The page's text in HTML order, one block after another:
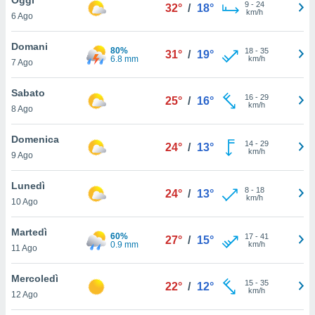
è
al sito
di
ci
di
il
un
la
nella
6 Ago
32° / 18° 9- 24
km/h
Domani
7 Ago
80%
6.8 mm
31° / 19° 18- 35
km/h
Sabato
8 Ago
25° / 16° 16- 29
km/h
Domenica
9 Ago
24° / 13° 14- 29
km/h
Lunedì
10 Ago
24° / 13° 8- 18
km/h
Martedì
11 Ago
60%
0.9 mm
27° / 15° 17- 41
km/h
Mercoledì
12 Ago
22° / 12° 15- 35
km/h